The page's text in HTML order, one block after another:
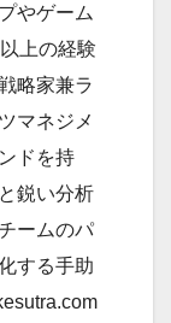
やゲーム
上の経験
略家兼ラ
マネジメ
ドを持
鋭い分析
ームのパ
する手助